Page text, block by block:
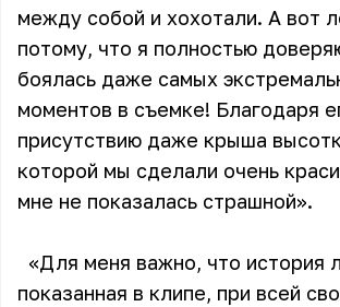
между собой и хохотали. А вот
потому, что я полностью
боялась даже самых
моментов в съемке! Благодаря
присутствию даже крыша
которой мы сделали очень
мне не показалась страшной».
«Для меня важно, что история
показанная в клипе, при всей